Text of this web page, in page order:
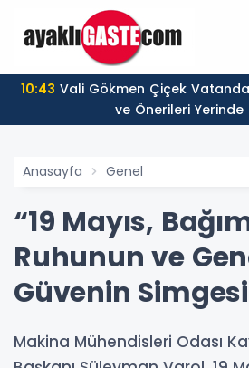
10:43
ve Önerileri Yerinde
Anasayfa Genel
“19 Mayıs,
Ruhunun ve
Güvenin
Makina Mühendisleri Odası